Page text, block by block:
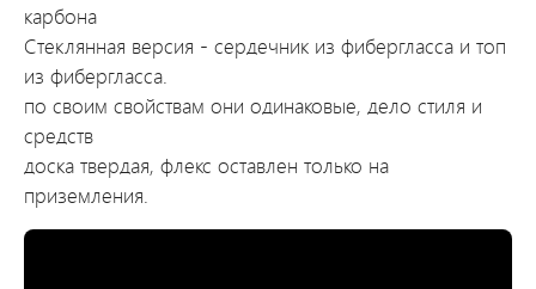
карбона
Стеклянная версия - сердечник из фибергласса и топ
из фибергласса.
по своим свойствам они одинаковые, дело стиля и
средств
доска твердая, флекс оставлен только на
приземления.